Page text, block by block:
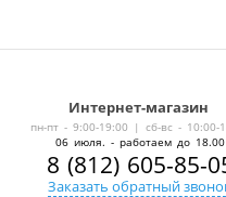
Интернет-магазин
-
пн-пт - 9:00-19:00 | сб-вс - 10:00-
06 июля. - работаем до 18.00
8 (812) 605-85-
Заказать обратный